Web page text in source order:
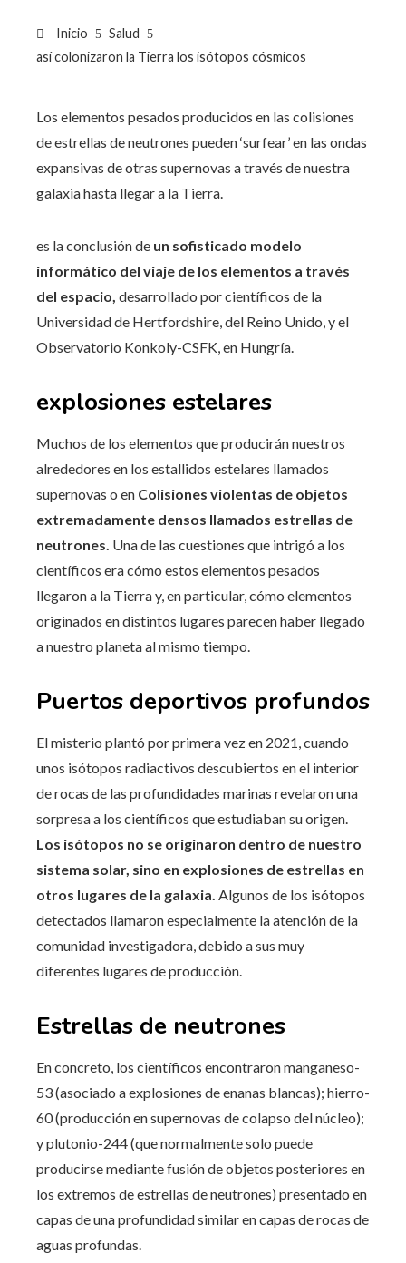
Inicio
Salud
así colonizaron la Tierra los isótopos cósmicos
Los elementos pesados ​​​​producidos en las colisiones
de estrellas de neutrones pueden ‘surfear’ en las ondas
expansivas de otras supernovas a través de nuestra
galaxia hasta llegar a la Tierra.
es la conclusión de un sofisticado modelo
informático del viaje de los elementos a través
del espacio, desarrollado por científicos de la
Universidad de Hertfordshire, del Reino Unido, y el
Observatorio Konkoly-CSFK, en Hungría.
explosiones estelares
Muchos de los elementos que producirán nuestros
alrededores en los estallidos estelares llamados
supernovas o en Colisiones violentas de objetos
extremadamente densos llamados estrellas de
neutrones. Una de las cuestiones que intrigó a los
científicos era cómo estos elementos pesados ​​
llegaron a la Tierra y, en particular, cómo elementos
originados en distintos lugares parecen haber llegado
a nuestro planeta al mismo tiempo.
Puertos deportivos profundos
El misterio plantó por primera vez en 2021, cuando
unos isótopos radiactivos descubiertos en el interior
de rocas de las profundidades marinas revelaron una
sorpresa a los científicos que estudiaban su origen.
Los isótopos no se originaron dentro de nuestro
sistema solar, sino en explosiones de estrellas en
otros lugares de la galaxia. Algunos de los isótopos
detectados llamaron especialmente la atención de la
comunidad investigadora, debido a sus muy
diferentes lugares de producción.
Estrellas de neutrones
En concreto, los científicos encontraron manganeso-
53 (asociado a explosiones de enanas blancas); hierro-
60 (producción en supernovas de colapso del núcleo);
y plutonio-244 (que normalmente solo puede
producirse mediante fusión de objetos posteriores en
los extremos de estrellas de neutrones) presentado en
capas de una profundidad similar en capas de rocas de
aguas profundas.